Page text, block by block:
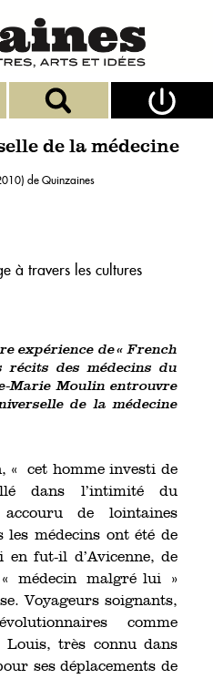
de la médecine
de Quinzaines
à travers les cultures
expérience de « French
récits des médecins du
Marie Moulin entrouvre
de la médecine
« cet homme investi de
dans l’intimité du
de lointaines
médecins ont été de
fut-il d’Avicenne, de
« médecin malgré lui »
Voyageurs soignants,
comme
Louis, très connu dans
ses déplacements de